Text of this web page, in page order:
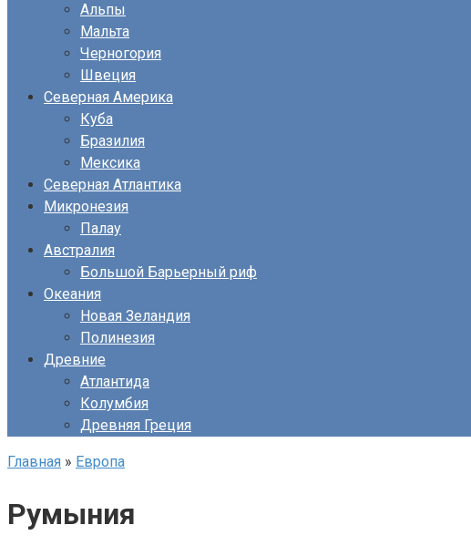
Альпы
Мальта
Черногория
Швеция
Северная Америка
Куба
Бразилия
Мексика
Северная Атлантика
Микронезия
Палау
Австралия
Большой Барьерный риф
Океания
Новая Зеландия
Полинезия
Древние
Атлантида
Колумбия
Древняя Греция
Главная » Европа
Румыния